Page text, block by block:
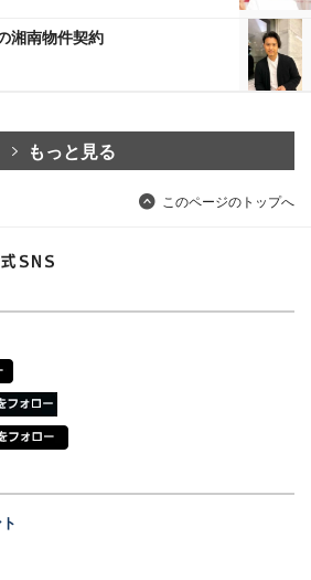
湘南物件契約
もっと見る
このページのトップへ